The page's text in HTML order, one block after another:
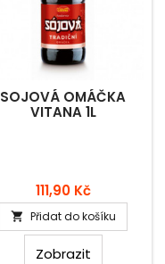
SOJOVÁ OMÁČKA
VITANA 1L
Cena
111,90 Kč
 Přidat do košíku
Zobrazit